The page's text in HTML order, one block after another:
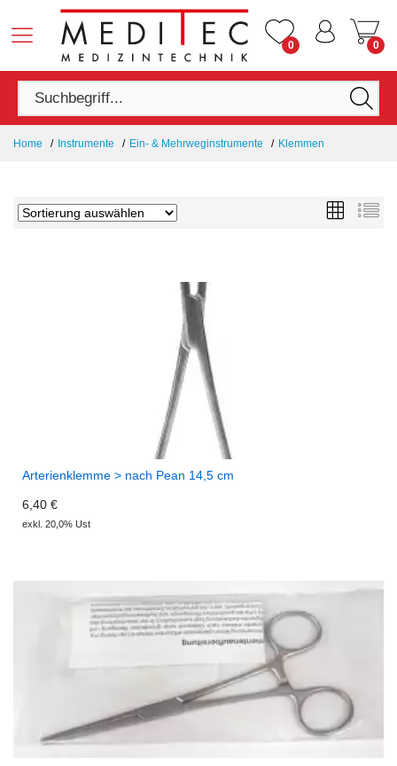
0 0
Home Instrumente Ein- & Mehrweginstrumente Klemmen
Arterienklemme > nach Pean 14,5 cm
6,40 €
exkl. 20,0% Ust